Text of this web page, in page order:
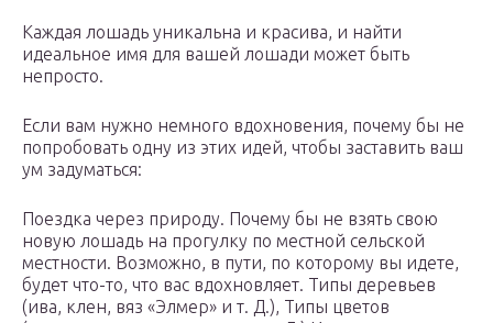
Каждая лошадь уникальна и красива, и найти
идеальное имя для вашей лошади может быть
непросто.
Если вам нужно немного вдохновения, почему бы не
попробовать одну из этих идей, чтобы заставить ваш
ум задуматься:
Поездка через природу. Почему бы не взять свою
новую лошадь на прогулку по местной сельской
местности. Возможно, в пути, по которому вы идете,
будет что-то, что вас вдохновляет. Типы деревьев
(ива, клен, вяз «Элмер» и т. Д.), Типы цветов